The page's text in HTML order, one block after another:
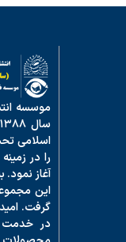
موسسه
اسلامی
را در
آغاز نمود.
این
گرفت.
در خدمت